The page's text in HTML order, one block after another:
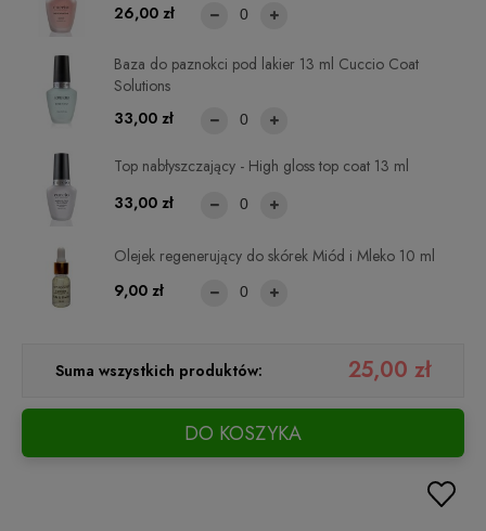
Top nabłyszczający - High gloss top coat 13 ml
33,00 zł
Baza do paznokci pod lakier 13 ml Cuccio Coat
Solutions
33,00 zł
26,00 zł
Olejek regenerujący do skórek Miód i Mleko 10 ml
9,00 zł
Suma wszystkich produktów: 25,00 zł
DO KOSZYKA